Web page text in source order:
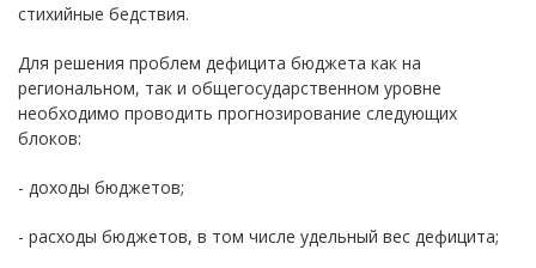
стихийные бедствия.
Для решения проблем дефицита бюджета как на
региональном, так и общегосударственном уровне
необходимо проводить прогнозирование следующих
блоков:
- доходы бюджетов;
- расходы бюджетов, в том числе удельный вес дефицита;